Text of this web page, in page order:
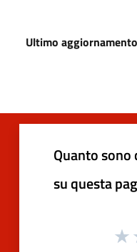
Ultimo aggiornamento
Quanto
su questa